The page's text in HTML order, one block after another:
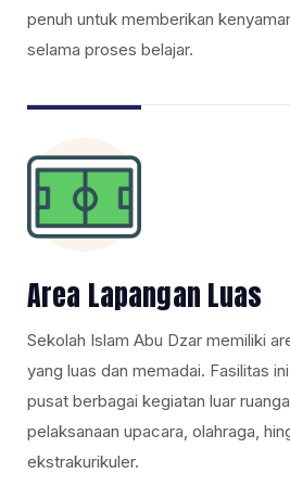
penuh untuk memberikan
selama proses belajar.
Area Lapangan Luas
Sekolah Islam Abu Dzar memiliki
yang luas dan memadai. Fasilitas
pusat berbagai kegiatan luar
pelaksanaan upacara, olahraga,
ekstrakurikuler.